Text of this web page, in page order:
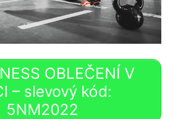
OBLEČENÍ V
– slevový kód:
5NM2022